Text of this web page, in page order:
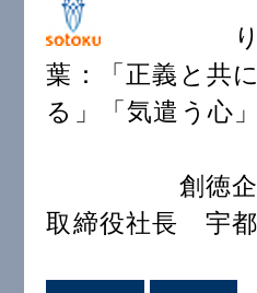
りん
葉：「正義と共
る」「気
創徳企業
取締役社長 宇